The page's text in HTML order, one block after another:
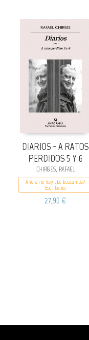
DIARIOS - A RATOS
PERDIDOS 5 Y 6
CHIRBES, RAFAEL
Ahora no hay ¿Lo buscamos?
Escribenos
27,90 €